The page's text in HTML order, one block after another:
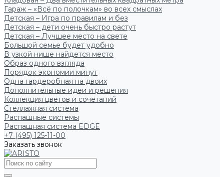
Гараж – «Всё по полочкам» во всех смыслах
Детская – Игра по правилам и без
Детская – дети очень быстро растут
Детская – Лучшее место на свете
Большой семье будет удобно
В узкой нише найдется место
Образ одного взгляда
Порядок экономии минут
Одна гардеробная на двоих
Дополнительные идеи и решения
Коллекция цветов и сочетаний
Стеллажная система
Распашные системы
Распашная система EDGE
+7 (495) 125-11-00
Заказать звонок